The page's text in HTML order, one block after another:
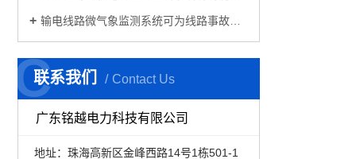
输电线路微气象监测系统可为线路事故预警提供依据
联系我们 Contact Us
C
C
广东铭越电力科技有限公司
地址：珠海高新区金峰西路14号1栋501-1